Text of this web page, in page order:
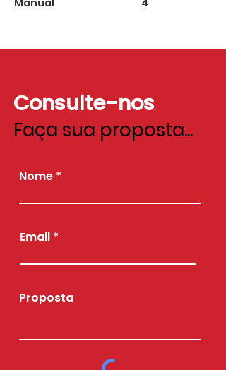
Manual 4
Consulte-nos
Faça sua proposta...
Nome
Email
Proposta